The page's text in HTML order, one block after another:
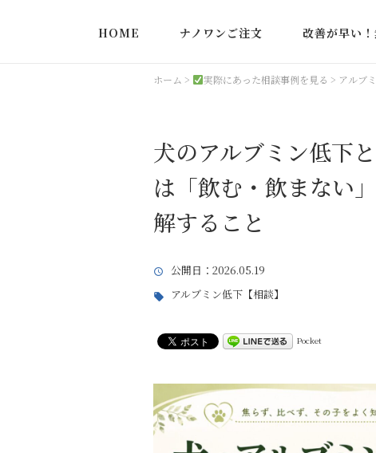
HOME ナノワンご注文 改善が早い
実際にあった
ホーム > 実際にあった相談事例を見る > アルブ
犬のアルブミン低下
は「飲む・飲まない
解すること
公開日 ：2026.05.19
アルブミン低下【相談】
Pocket